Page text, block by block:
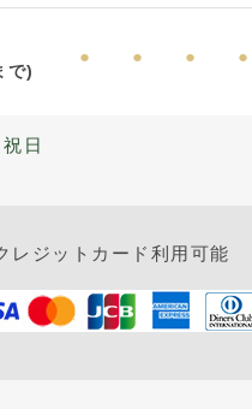
で)
● ● ● ●
日
レジットカード利用可能